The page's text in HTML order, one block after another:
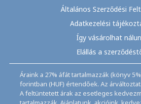
Általános Szerződési
Adatkezelési
Így vásárolhat
Elállás a
Áraink a 27% áfát tartalmazzák (könyv
forintban (HUF) értendőek. Az
A feltüntetett árak az esetleges